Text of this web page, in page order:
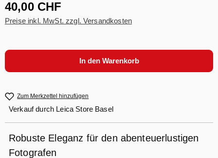
40,00 CHF
Preise inkl. MwSt. zzgl. Versandkosten
In den Warenkorb
Zum Merkzettel hinzufügen
Verkauf durch Leica Store Basel
Robuste Eleganz für den abenteuerlustigen
Fotografen